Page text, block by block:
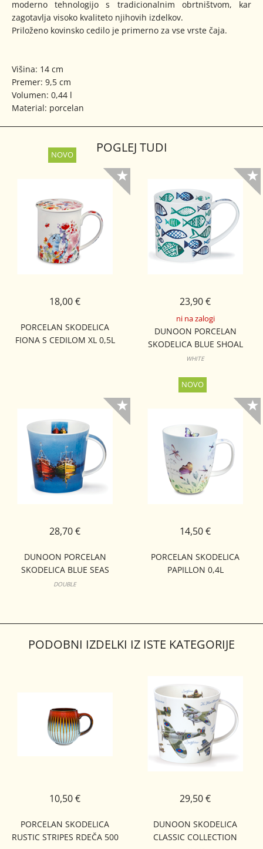
moderno tehnologijo s tradicionalnim obrtništvom, kar
zagotavlja visoko kvaliteto njihovih izdelkov.
Priloženo kovinsko cedilo je primerno za vse vrste čaja.
Višina: 14 cm
Premer: 9,5 cm
Volumen: 0,44 l
Material: porcelan
POGLEJ TUDI
PORCELAN SKODELICA
FIONA S CEDILOM XL 0,5L
18,00 €
ni na zalogi
DUNOON PORCELAN
SKODELICA BLUE SHOAL
ORKNEY
WHITE
23,90 €
DUNOON PORCELAN
SKODELICA BLUE SEAS
CAIRNGORM
DOUBLE
28,70 €
PORCELAN SKODELICA
PAPILLON 0,4L
14,50 €
PODOBNI IZDELKI IZ ISTE KATEGORIJE
PORCELAN SKODELICA
RUSTIC STRIPES RDEČA 500
10,50 €
DUNOON SKODELICA
CLASSIC COLLECTION
29,50 €